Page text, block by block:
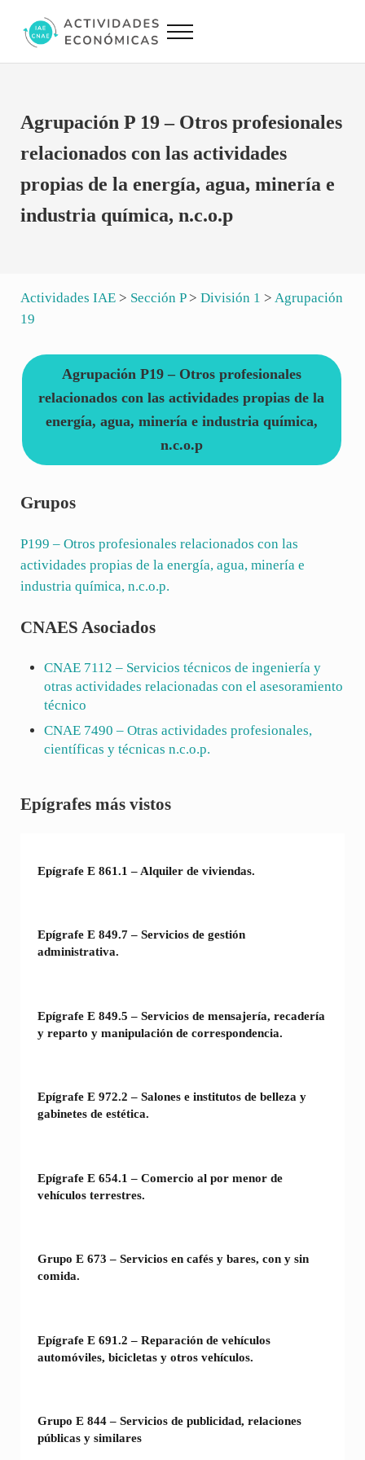
Actividades Económicas IAE CNAE
Menu
Agrupación P 19 – Otros profesionales
relacionados con las actividades
propias de la energía, agua, minería e
industria química, n.c.o.p
Actividades IAE> Sección P> División 1 > Agrupación
19
Agrupación P19 – Otros profesionales
relacionados con las actividades propias de la
energía, agua, minería e industria química,
n.c.o.p
Grupos
P199 – Otros profesionales relacionados con las
actividades propias de la energía, agua, minería e
industria química, n.c.o.p.
CNAES Asociados
CNAE 7112 – Servicios técnicos de ingeniería y
otras actividades relacionadas con el asesoramiento
técnico
CNAE 7490 – Otras actividades profesionales,
científicas y técnicas n.c.o.p.
Sidebar
Epígrafes más vistos
Epígrafe E 861.1 – Alquiler de viviendas.
Epígrafe E 849.7 – Servicios de gestión
administrativa.
Epígrafe E 849.5 – Servicios de mensajería, recadería
y reparto y manipulación de correspondencia.
Epígrafe E 972.2 – Salones e institutos de belleza y
gabinetes de estética.
Epígrafe E 654.1 – Comercio al por menor de
vehículos terrestres.
Grupo E 673 – Servicios en cafés y bares, con y sin
comida.
Epígrafe E 691.2 – Reparación de vehículos
automóviles, bicicletas y otros vehículos.
Grupo E 844 – Servicios de publicidad, relaciones
públicas y similares